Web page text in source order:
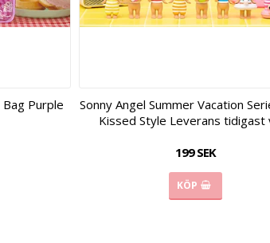
Purple
Sonny Angel Summer Vacation
Kissed Style Leverans tidigast
199 SEK
KÖP